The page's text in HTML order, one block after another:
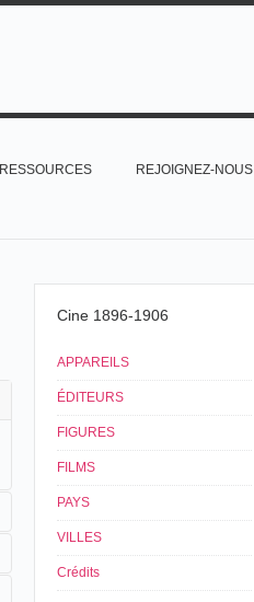
RESSOURCES REJOIGNEZ-NOUS
Cine 1896-1906
APPAREILS
ÉDITEURS
FIGURES
FILMS
PAYS
VILLES
Crédits